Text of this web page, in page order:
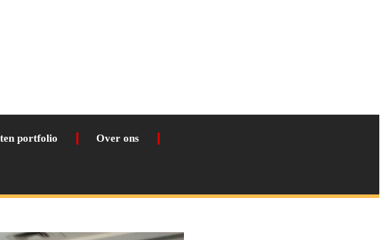
portfolio Over ons